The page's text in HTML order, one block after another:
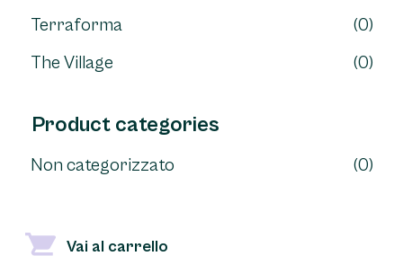
Terraforma
(0)
The Village
(0)
Product categories
Non categorizzato (0)
Vai al carrello